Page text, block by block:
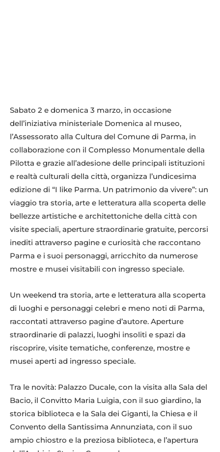
Sabato 2 e domenica 3 marzo, in occasione
dell’iniziativa ministeriale Domenica al museo,
l’Assessorato alla Cultura del Comune di Parma, in
collaborazione con il Complesso Monumentale della
Pilotta e grazie all’adesione delle principali istituzioni
e realtà culturali della città, organizza l’undicesima
edizione di “I like Parma. Un patrimonio da vivere”: un
viaggio tra storia, arte e letteratura alla scoperta delle
bellezze artistiche e architettoniche della città con
visite speciali, aperture straordinarie gratuite, percorsi
inediti attraverso pagine e curiosità che raccontano
Parma e i suoi personaggi, arricchito da numerose
mostre e musei visitabili con ingresso speciale.
Un weekend tra storia, arte e letteratura alla scoperta
di luoghi e personaggi celebri e meno noti di Parma,
raccontati attraverso pagine d’autore. Aperture
straordinarie di palazzi, luoghi insoliti e spazi da
riscoprire, visite tematiche, conferenze, mostre e
musei aperti ad ingresso speciale.
Tra le novità: Palazzo Ducale, con la visita alla Sala del
Bacio, il Convitto Maria Luigia, con il suo giardino, la
storica biblioteca e la Sala dei Giganti, la Chiesa e il
Convento della Santissima Annunziata, con il suo
ampio chiostro e la preziosa biblioteca, e l’apertura